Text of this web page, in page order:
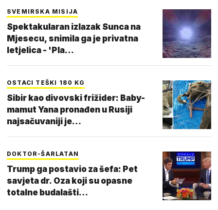
SVEMIRSKA MISIJA
Spektakularan izlazak Sunca na
Mjesecu, snimila ga je privatna
letjelica - 'Pla…
OSTACI TEŠKI 180 KG
Sibir kao divovski frižider: Baby-
mamut Yana pronađen u Rusiji
najsačuvaniji je…
DOKTOR-ŠARLATAN
Trump ga postavio za šefa: Pet
savjeta dr. Oza koji su opasne
totalne budalašti…